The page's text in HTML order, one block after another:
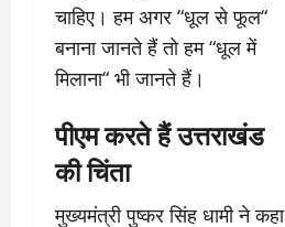
चाहिए। हम अगर “धूल से फूल“
बनाना जानते हैं तो हम “धूल में
मिलाना“ भी जानते हैं।
पीएम करते हैं उत्तराखंड
की चिंता
मुख्यमंत्री पुष्कर सिंह धामी ने कहा